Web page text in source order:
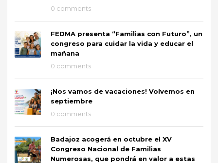
0 comments
FEDMA presenta “Familias con Futuro”, un
congreso para cuidar la vida y educar el
mañana
0 comments
¡Nos vamos de vacaciones! Volvemos en
septiembre
0 comments
Badajoz acogerá en octubre el XV
Congreso Nacional de Familias
Numerosas, que pondrá en valor a estas